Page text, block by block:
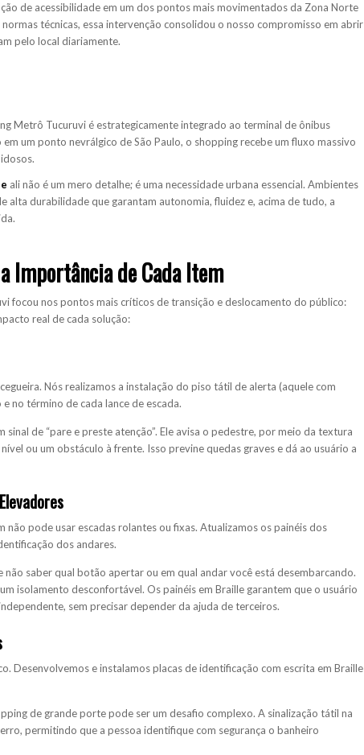
de acessibilidade em um dos pontos mais movimentados da Zona Norte
técnicas, essa intervenção consolidou o nosso compromisso em abrir
pelo local diariamente.
Metrô Tucuruvi é estrategicamente integrado ao terminal de ônibus
um ponto nevrálgico de São Paulo, o shopping recebe um fluxo massivo
ali não é um mero detalhe; é uma necessidade urbana essencial. Ambientes
alta durabilidade que garantam autonomia, fluidez e, acima de tudo, a
Importância de Cada Item
focou nos pontos mais críticos de transição e deslocamento do público:
real de cada solução:
Nós realizamos a instalação do piso tátil de alerta (aquele com
no término de cada lance de escada.
de “pare e preste atenção”. Ele avisa o pedestre, por meio da textura
ou um obstáculo à frente. Isso previne quedas graves e dá ao usuário a
pode usar escadas rolantes ou fixas. Atualizamos os painéis dos
dos andares.
não saber qual botão apertar ou em qual andar você está desembarcando.
isolamento desconfortável. Os painéis em Braille garantem que o usuário
sem precisar depender da ajuda de terceiros.
Desenvolvemos e instalamos placas de identificação com escrita em Braille
de grande porte pode ser um desafio complexo. A sinalização tátil na
permitindo que a pessoa identifique com segurança o banheiro